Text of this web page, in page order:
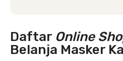
Daftar Online
Belanja Masker